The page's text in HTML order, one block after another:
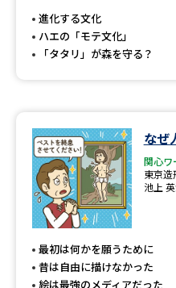
進化する文化
ハエの「モテ文化」
「タタリ」が森を守る？
なぜ
関心ワ
東京造
池上
最初は何かを願うために
昔は自由に描けなかった
絵は最強のメディアだった